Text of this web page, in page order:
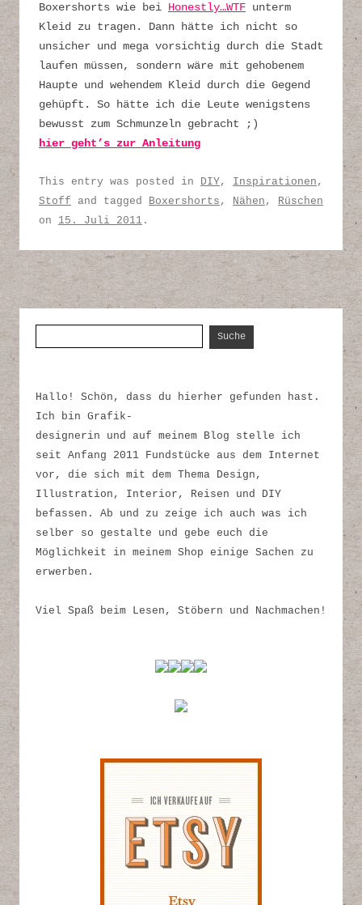
Boxershorts wie bei Honestly…WTF unterm
Kleid zu tragen. Dann hätte ich nicht so
unsicher und mega vorsichtig durch die Stadt
laufen müssen, sondern wäre mit gehobenem
Haupte und wehendem Kleid durch die Gegend
gehüpft. So hätte ich die Leute wenigstens
bewusst zum Schmunzeln gebracht ;)
hier geht’s zur Anleitung
This entry was posted in DIY, Inspirationen ,
Stoff and tagged Boxershorts , Nähen , Rüschen
on 15. Juli 2011 .
Hallo! Schön, dass du hierher gefunden hast.
Ich bin Grafik-
designerin und auf meinem Blog stelle ich
seit Anfang 2011 Fundstücke aus dem Internet
vor, die sich mit dem Thema Design,
Illustration, Interior, Reisen und DIY
befassen. Ab und zu zeige ich auch was ich
selber so gestalte und gebe euch die
Möglichkeit in meinem Shop einige Sachen zu
erwerben.
Viel Spaß beim Lesen, Stöbern und Nachmachen!